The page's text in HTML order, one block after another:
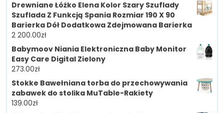
Drewniane Łóżko Elena Kolor Szary Szuflady
Szuflada Z Funkcją Spania Rozmiar 190 X 90
Barierka Dół Dodatkowa Zdejmowana Barierka
2 200.00zł
Babymoov Niania Elektroniczna Baby Monitor
Easy Care Digital Zielony
273.00zł
Stokke Bawełniana torba do przechowywania
zabawek do stolika MuTable-Rakiety
139.00zł